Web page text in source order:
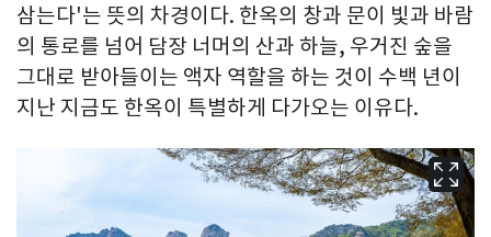
삼는다'는 뜻의 차경이다. 한옥의 창과 문이 빛과 바람
의 통로를 넘어 담장 너머의 산과 하늘, 우거진 숲을
그대로 받아들이는 액자 역할을 하는 것이 수백 년이
지난 지금도 한옥이 특별하게 다가오는 이유다.